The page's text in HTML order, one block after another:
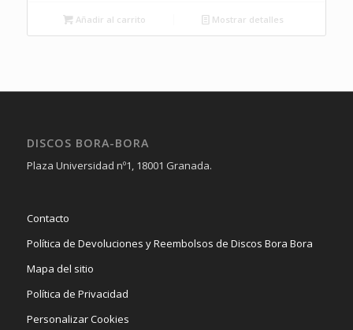
Añadir al carrito Mostrar detalles
DISCOS BORA-BORA
Plaza Universidad nº1, 18001 Granada.
Contacto
Política de Devoluciones y Reembolsos de Discos Bora Bora
Mapa del sitio
Política de Privacidad
Personalizar Cookies